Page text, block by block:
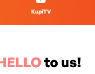
KupiTV
to us!